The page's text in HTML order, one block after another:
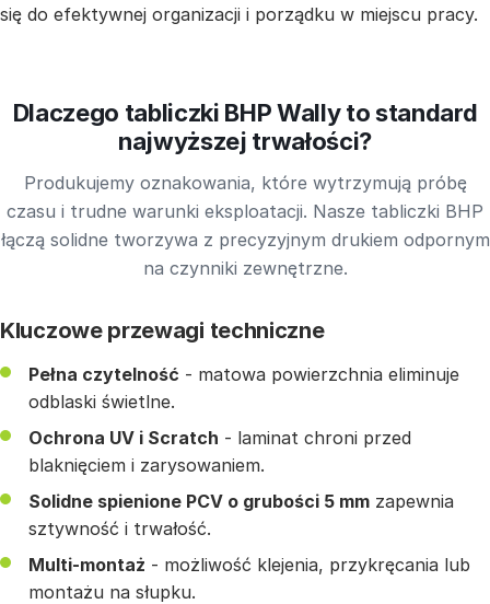
się do efektywnej organizacji i porządku w miejscu pracy.
Dlaczego tabliczki BHP Wally to standard
najwyższej trwałości?
Produkujemy oznakowania, które wytrzymują próbę
czasu i trudne warunki eksploatacji. Nasze tabliczki BHP
łączą solidne tworzywa z precyzyjnym drukiem odpornym
na czynniki zewnętrzne.
Kluczowe przewagi techniczne
Pełna czytelność - matowa powierzchnia eliminuje
odblaski świetlne.
Ochrona UV i Scratch - laminat chroni przed
blaknięciem i zarysowaniem.
Solidne spienione PCV o grubości 5 mm zapewnia
sztywność i trwałość.
Multi-montaż - możliwość klejenia, przykręcania lub
montażu na słupku.